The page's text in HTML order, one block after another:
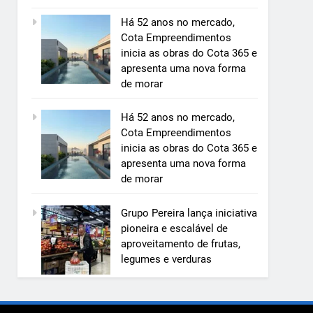
Há 52 anos no mercado,
Cota Empreendimentos
inicia as obras do Cota 365 e
apresenta uma nova forma
de morar
Há 52 anos no mercado,
Cota Empreendimentos
inicia as obras do Cota 365 e
apresenta uma nova forma
de morar
Grupo Pereira lança iniciativa
pioneira e escalável de
aproveitamento de frutas,
legumes e verduras
Grupo Pereira lança iniciativa
aproveitamento de frutas,
legumes e verduras
ECONOMIA & NEGÓCIOS
BIM transforma a construção
civil e mostra na prática como
desperdícios e acelerar obras
públicas e privadas
A 6ª edição do Prêmio ACI
OCESC de Jornalismo está com
as inscrições abertas
UTILIDADE PÚBLICA
8